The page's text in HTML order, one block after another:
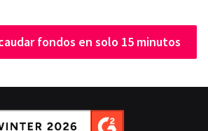
fondos en solo 15 minutos